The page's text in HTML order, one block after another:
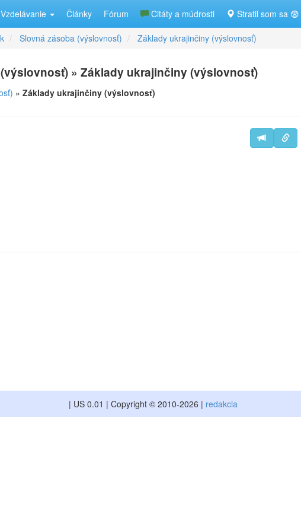
Vzdelávanie Články Fórum Citáty a múdrosti Stratil som sa 😨
Slovná zásoba (výslovnosť) Základy ukrajinčiny (výslovnosť)
» Základy ukrajinčiny (výslovnosť)
» Základy ukrajinčiny (výslovnosť)
| US 0.01 | Copyright © 2010-2026 | redakcia